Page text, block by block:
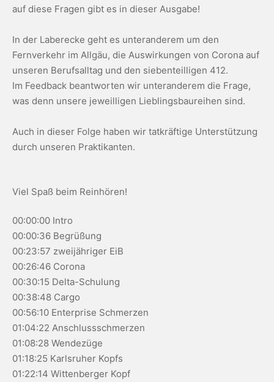
auf diese Fragen gibt es in dieser Ausgabe!
In der Laberecke geht es unteranderem um den
Fernverkehr im Allgäu, die Auswirkungen von Corona auf
unseren Berufsalltag und den siebenteilligen 412.
Im Feedback beantworten wir unteranderem die Frage,
was denn unsere jeweilligen Lieblingsbaureihen sind.
Auch in dieser Folge haben wir tatkräftige Unterstützung
durch unseren Praktikanten.
Viel Spaß beim Reinhören!
00:00:00 Intro
00:00:36 Begrüßung
00:23:57 zweijähriger EiB
00:26:46 Corona
00:30:15 Delta-Schulung
00:38:48 Cargo
00:56:10 Enterprise Schmerzen
01:04:22 Anschlussschmerzen
01:08:28 Wendezüge
01:18:25 Karlsruher Kopfs
01:22:14 Wittenberger Kopf